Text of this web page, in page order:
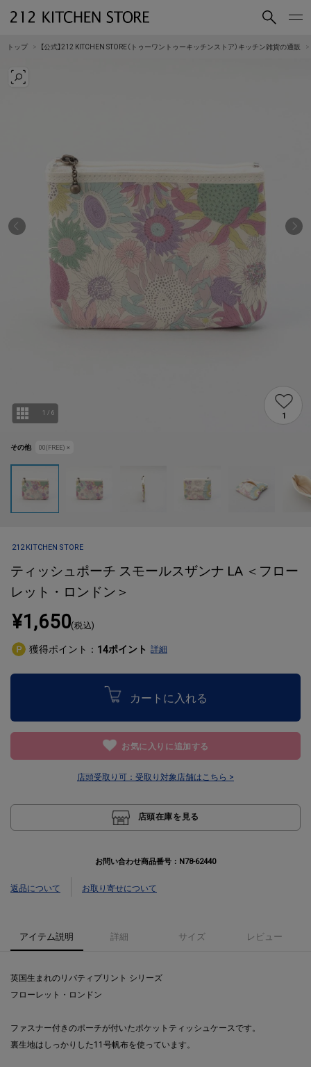
買いもの
212 KITCHEN STORE 公式SNSアカウント
Instagram Mail Magazine YouTube
トップ 【公式】212 KITCHEN STORE（トゥーワントゥーキッチンストア）キッチン雑貨の通販
その他 00(FREE) ×
1 / 6 1
212 KITCHEN STORE
ティッシュポーチ スモールスザンナ LA ＜フロー
レット・ロンドン＞
¥1,650(税込)
獲得ポイント： 14ポイント 詳細
カートに入れる
お気に入りに追加する
店頭受取り可： 受取り対象店舗はこちら >
店頭在庫を見る
お問い合わせ商品番号： N78-62440
返品について お取り寄せについて
アイテム説明 詳細 サイズ レビュー
英国生まれのリバティプリント シリーズ
フローレット・ロンドン
ファスナー付きのポーチが付いたポケットティッシュケースです。
裏生地はしっかりした11号帆布を使っています。